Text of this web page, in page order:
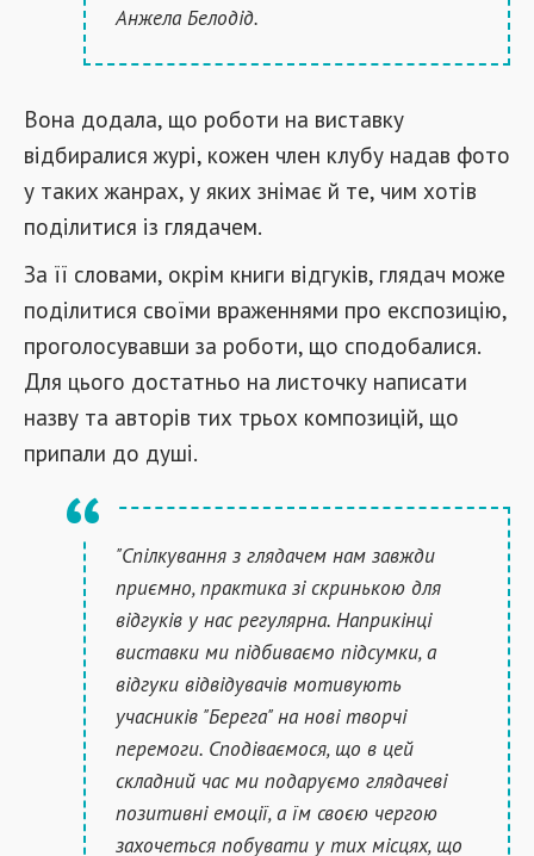
Анжела Белодід.
Вона додала, що роботи на виставку
відбиралися журі, кожен член клубу надав фото
у таких жанрах, у яких знімає й те, чим хотів
поділитися із глядачем.
За її словами, окрім книги відгуків, глядач може
поділитися своїми враженнями про експозицію,
проголосувавши за роботи, що сподобалися.
Для цього достатньо на листочку написати
назву та авторів тих трьох композицій, що
припали до душі.
"Спілкування з глядачем нам завжди
приємно, практика зі скринькою для
відгуків у нас регулярна. Наприкінці
виставки ми підбиваємо підсумки, а
відгуки відвідувачів мотивують
учасників "Берега" на нові творчі
перемоги. Сподіваємося, що в цей
складний час ми подаруємо глядачеві
позитивні емоції, а їм своєю чергою
захочеться побувати у тих місцях, що